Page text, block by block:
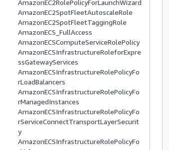
AmazonEC2RolePolicyForLaunchWizard
AmazonEC2SpotFleetAutoscaleRole
AmazonEC2SpotFleetTaggingRole
AmazonECS_FullAccess
AmazonECSComputeServiceRolePolicy
AmazonECSInfrastructureRoleforExpre
ssGatewayServices
AmazonECSInfrastructureRolePolicyFo
rLoadBalancers
AmazonECSInfrastructureRolePolicyFo
rManagedInstances
AmazonECSInfrastructureRolePolicyFo
rServiceConnectTransportLayerSecurit
y
AmazonECSInfrastructureRolePolicyFo